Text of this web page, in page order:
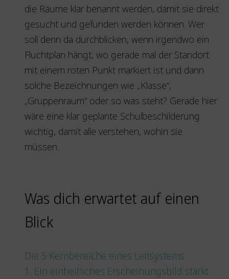
die Räume klar benannt werden, damit sie direkt
gesucht und gefunden werden können. Wer
soll denn da durchblicken, wenn irgendwo ein
Fluchtplan hängt, wo gerade mal der Standort
mit einem roten Punkt markiert ist und dann
solche Bezeichnungen wie „Klasse“,
„Gruppenraum“ oder so was steht? Gerade hier
wäre eine klar geplante Schulbeschilderung
wichtig, damit alle verstehen, wohin sie
müssen.
Was dich erwartet auf einen
Blick
Die 5 Kernbereiche eines Leitsystems
1. Ein einheitliches Erscheinungsbild stärkt